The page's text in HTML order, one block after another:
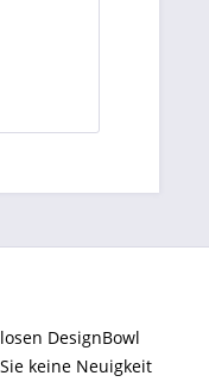
DesignBowl
keine Neuigkeit